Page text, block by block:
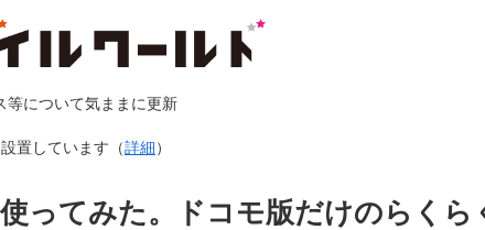
等について気ままに更新
置しています（詳細）
ってみた。ドコモ版だけのらくら